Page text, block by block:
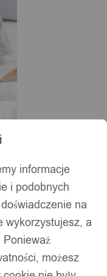
informacje
i podobnych
na
wykorzystujesz, a
możesz